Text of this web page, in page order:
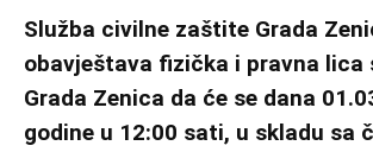
Služba civilne zaštite Grada
obavještava fizička i pravna lica
Grada Zenica da će se dana
godine u 12:00 sati, u skladu sa